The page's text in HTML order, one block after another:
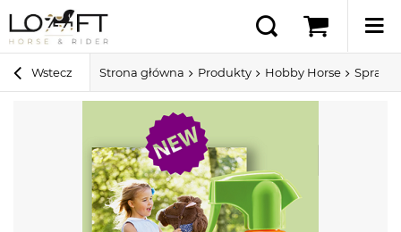
Wstecz Strona główna Produkty Hobby Horse Spray